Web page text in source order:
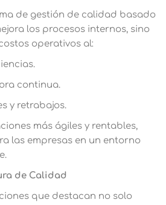
de gestión de calidad basado
los procesos internos, sino
operativos al:
continua.
y retrabajos.
más ágiles y rentables,
las empresas en un entorno
de Calidad
que destacan no solo